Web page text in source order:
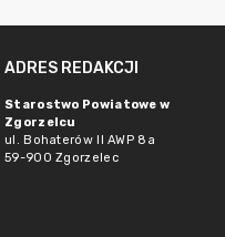
ADRES REDAKCJI
Starostwo Powiatowe w
Zgorzelcu
ul. Bohaterów II AWP 8a
59-900 Zgorzelec